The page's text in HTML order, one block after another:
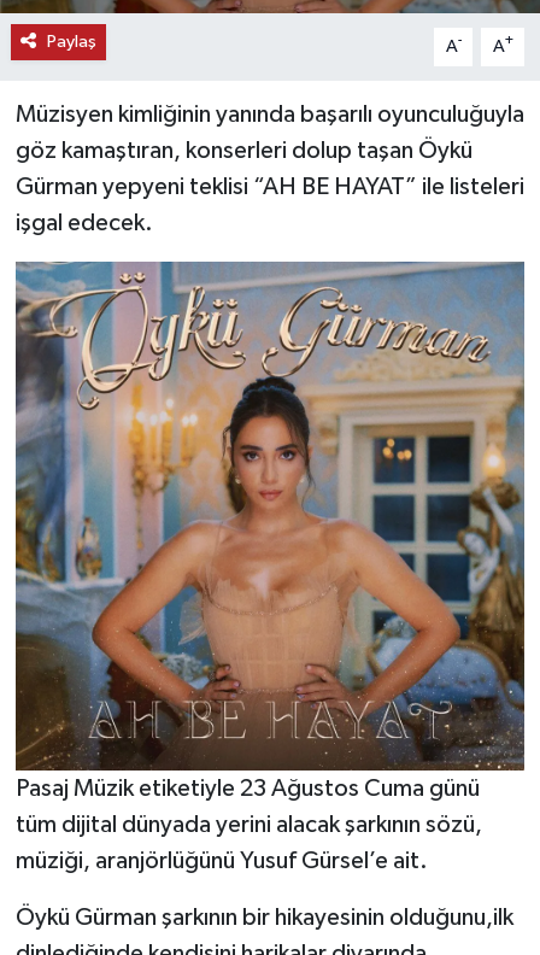
Paylaş A- A+
Müzisyen kimliğinin yanında başarılı oyunculuğuyla
göz kamaştıran, konserleri dolup taşan Öykü
Gürman yepyeni teklisi “AH BE HAYAT” ile listeleri
işgal edecek.
Pasaj Müzik etiketiyle 23 Ağustos Cuma günü
tüm dijital dünyada yerini alacak şarkının sözü,
müziği, aranjörlüğünü Yusuf Gürsel’e ait.
Öykü Gürman şarkının bir hikayesinin olduğunu,ilk
SAĞLIK
TEKNOLOJİ
YAŞAM